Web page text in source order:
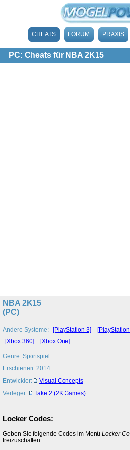
CHEATS FORUM PRAXIS
PC: Cheats für NBA 2K15
NBA 2K15
(PC)
Andere Systeme: [PlayStation 3]
[Xbox 360]
[Xbox One]
Genre: Sportspiel
Erschienen: 2014
Entwickler:
Visual Concepts
Verleger:
Take 2 (2K Games)
Locker Codes:
Geben Sie folgende Codes im Menü Locker
freizuschalten.